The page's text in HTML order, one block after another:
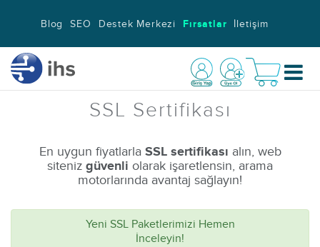
Blog SEO Destek Merkezi Fırsatlar İletişim
SSL Sertifikası
En uygun fiyatlarla SSL sertifikası alın, web
siteniz güvenli olarak işaretlensin, arama
motorlarında avantaj sağlayın!
Yeni SSL Paketlerimizi Hemen
İnceleyin!